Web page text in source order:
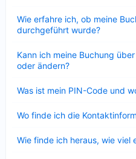
Wie erfahre ich, ob meine
durchgeführt wurde?
Kann ich meine Buchung
oder ändern?
Was ist mein PIN-Code und
Wo finde ich die
Wie finde ich heraus, wie viel